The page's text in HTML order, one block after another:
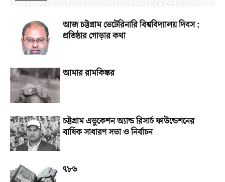
আজ চট্টগ্রাম ভেটেরিনারি বিশ্ববিদ্যালয় দিবস :
প্রতিষ্ঠার গোড়ার কথা
আমার রামকিঙ্কর
চট্টগ্রাম এডুকেশন অ্যান্ড রিসার্চ ফাউন্ডেশনের
বার্ষিক সাধারণ সভা ও নির্বাচন
৭৮৬